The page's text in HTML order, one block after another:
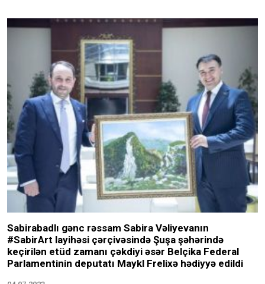
Sabirabadlı gənc rəssam Sabira Vəliyevanın
#SabirArt layihəsi çərçivəsində Şuşa şəhərində
keçirilən etüd zamanı çəkdiyi əsər Belçika Federal
Parlamentinin deputatı Maykl Frelixə hədiyyə edildi